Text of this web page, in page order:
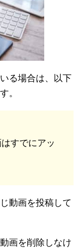
る場合は、以下
。
すでにアッ
動画を投稿して
画を削除しなけ